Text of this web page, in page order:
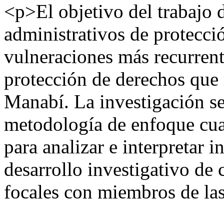
<p>El objetivo del trabajo
administrativos de
vulneraciones más
protección de derechos
Manabí. La investigación
metodología de enfoque
para analizar e interpretar
desarrollo investigativo de
focales con miembros de